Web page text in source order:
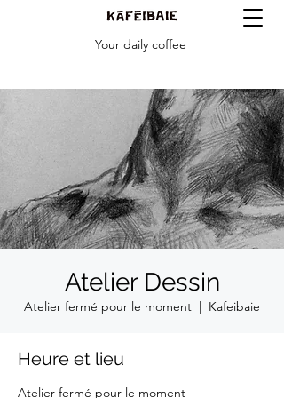
Your daily coffee
Atelier Dessin
Atelier fermé pour le moment
  |
Kafeibaie
Heure et lieu
Atelier fermé pour le moment